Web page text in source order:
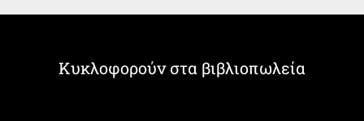
Κυκλοφορούν στα βιβλιοπωλεία